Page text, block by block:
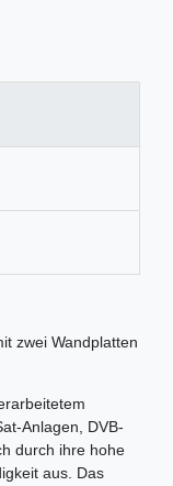
zwei Wandplatten
Anlagen, DVB-
durch ihre hohe
aus. Das